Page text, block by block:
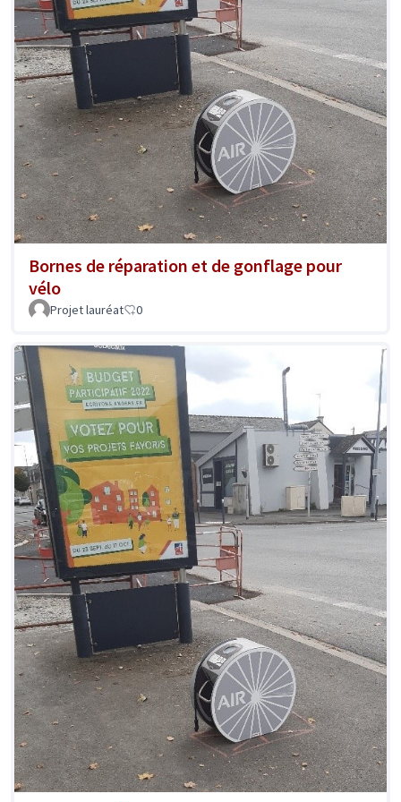
Bornes de réparation et de gonflage pour
vélo
Projet lauréat 0